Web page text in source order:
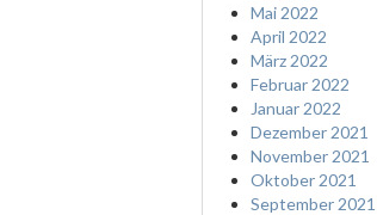
Mai 2022
April 2022
März 2022
Februar 2022
Januar 2022
Dezember 2021
November 2021
Oktober 2021
September 2021